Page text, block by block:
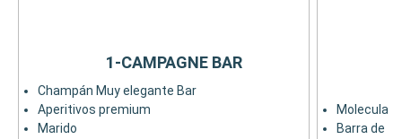
Champán Muy elegante Bar
Aperitivos premium
Marido
1-CAMPAGNE BAR
Barra de